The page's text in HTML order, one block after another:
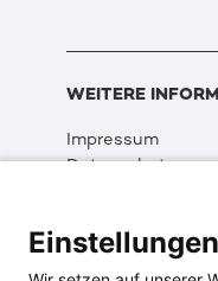
WEITERE
Impressum
Datenschutz
Erklärung zur